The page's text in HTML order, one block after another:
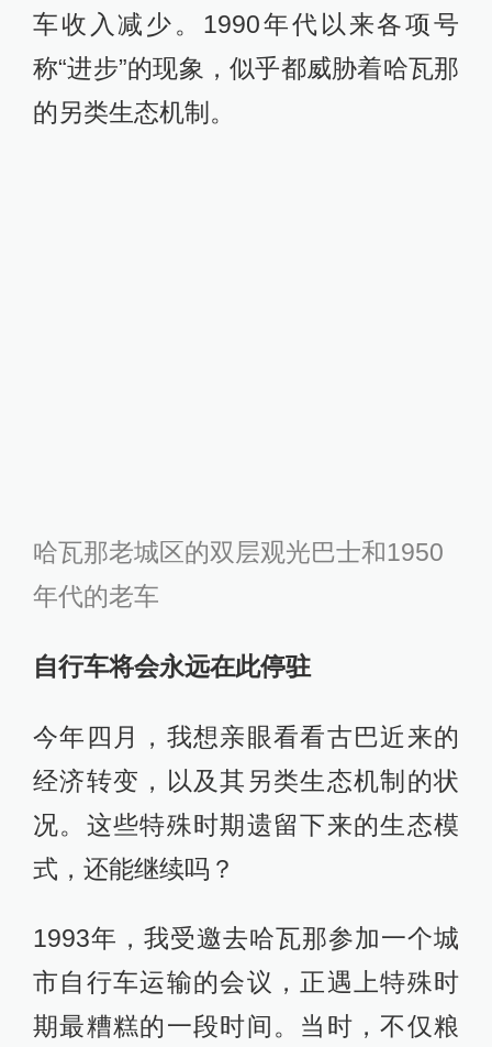
车收入减少。1990年代以来各项号
称“进步”的现象，似乎都威胁着哈瓦那
的另类生态机制。
哈瓦那老城区的双层观光巴士和1950
年代的老车
自行车将会永远在此停驻
今年四月，我想亲眼看看古巴近来的
经济转变，以及其另类生态机制的状
况。这些特殊时期遗留下来的生态模
式，还能继续吗？
1993年，我受邀去哈瓦那参加一个城
市自行车运输的会议，正遇上特殊时
期最糟糕的一段时间。当时，不仅粮